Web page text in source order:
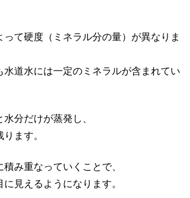
って硬度（ミネラル分の量）が異なりま
水道水には一定のミネラルが含まれてい
分だけが蒸発し、
ます。
み重なっていくことで、
見えるようになります。